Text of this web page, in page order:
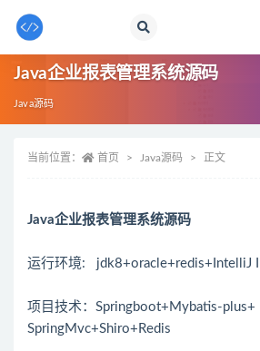
Java企业报表管理系统源码
Java源码
当前位置： 首页 Java源码 正文
Java企业报表管理系统源码
运行环境: jdk8+oracle+redis+IntelliJ
项目技术：Springboot+Mybatis-plus+
SpringMvc+Shiro+Redis